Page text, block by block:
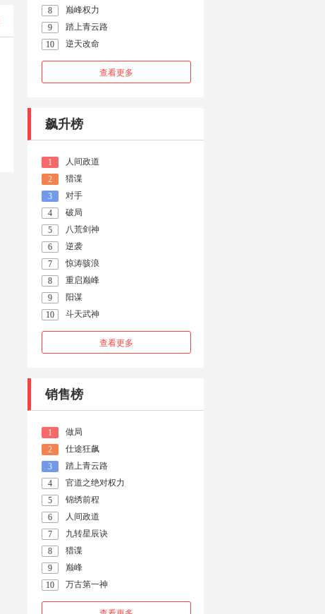
8 巅峰权力
9 踏上青云路
10 逆天改命
查看更多
飙升榜
1 人间政道
2 猎谍
3 对手
4 破局
5 八荒剑神
6 逆袭
7 惊涛骇浪
8 重启巅峰
9 阳谋
10 斗天武神
查看更多
销售榜
1 做局
2 仕途狂飙
3 踏上青云路
4 官道之绝对权力
5 锦绣前程
6 人间政道
7 九转星辰诀
8 猎谍
9 巅峰
10 万古第一神